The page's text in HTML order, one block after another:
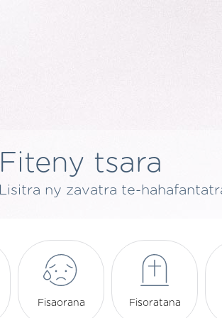
Fiteny tsara
Lisitra ny zavatra te-
Fisaorana Fisoratana